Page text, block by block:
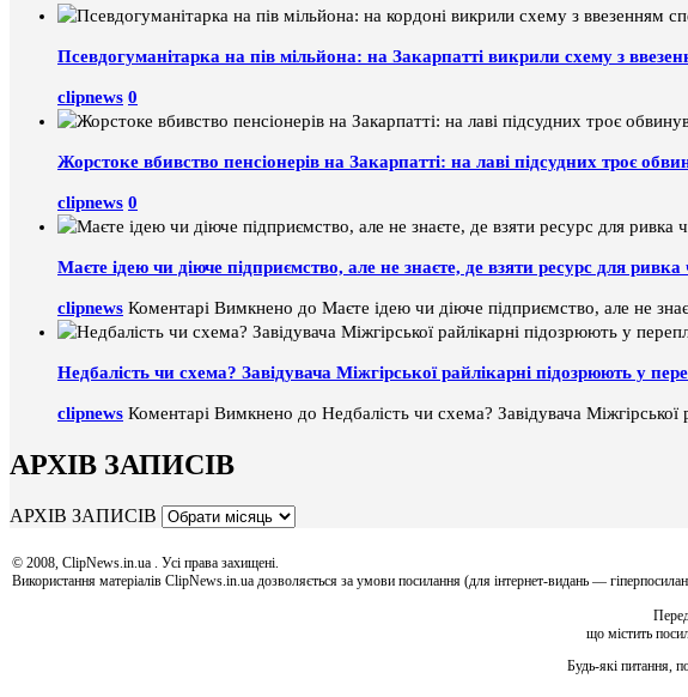
Псевдогуманітарка на пів мільйона: на Закарпатті викрили схему з
clipnews 0
Жорстоке вбивство пенсіонерів на Закарпатті: на лаві підсудних троє
clipnews 0
Маєте ідею чи діюче підприємство, але не знаєте, де взяти ресурс для
clipnews Коментарі Вимкнено до Маєте ідею чи діюче підприємство, але не
Недбалість чи схема? Завідувача Міжгірської райлікарні підозрюють у
clipnews Коментарі Вимкнено до Недбалість чи схема? Завідувача
АРХІВ ЗАПИСІВ
АРХІВ ЗАПИСІВ
© 2008, ClipNews.in.ua . Усі права захищені.
Використання матеріалів ClipNews.in.ua дозволяється за умови посилання (для інтернет-видань —
що містить
Будь-які питання,